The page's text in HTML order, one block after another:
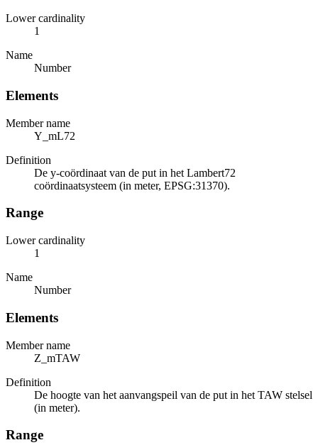
Lower cardinality
1
Name
Number
Elements
Member name
Y_mL72
Definition
De y-coördinaat van de put in het Lambert72
coördinaatsysteem (in meter, EPSG:31370).
Range
Lower cardinality
1
Name
Number
Elements
Member name
Z_mTAW
Definition
De hoogte van het aanvangspeil van de put in het TAW stelsel
(in meter).
Range